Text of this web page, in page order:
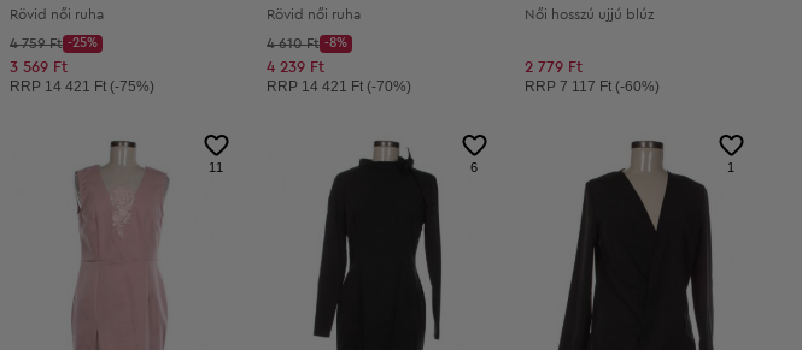
Rövid női ruha
Kezdő ár:
4 759 Ft
Discount Price:
-25%
Csökkentett ár:
3 569 Ft
Ajánlott ár:
RRP 14 421 Ft (-75%)
Rövid női ruha
Kezdő ár:
4 610 Ft
Discount Price:
-8%
Csökkentett ár:
4 239 Ft
Ajánlott ár:
RRP 14 421 Ft (-70%)
Női hosszú ujjú blúz
2 779 Ft
Ajánlott ár:
RRP 7 117 Ft (-60%)
11 6 1